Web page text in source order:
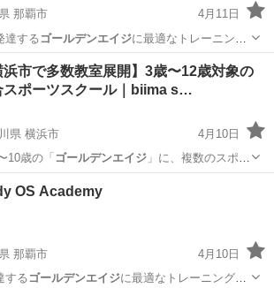
那覇市
4月11日
が発達する ゴールデンエイジに最適なトレーニン
けっこ ゴールデンエイジ
浜市で多数教室展開】3歳〜12歳対象の
スポーツスクール｜biima s…
県 横浜市
4月10日
10歳の「 ゴールデンエイジ」に、複数のスポー
OS Academy
那覇市
4月10日
達するゴールデンエイジに最適なトレーニング。